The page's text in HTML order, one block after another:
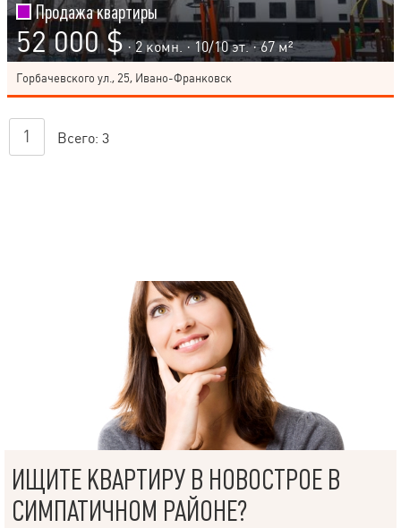
Продажа квартиры
52 000 $ · 2 комн. ·10/10эт. · 67 м²
Горбачевского ул., 25, Ивано-Франковск
1 Всего: 3
ИЩИТЕ КВАРТИРУ В НОВОСТРОЕ В
СИМПАТИЧНОМ РАЙОНЕ?